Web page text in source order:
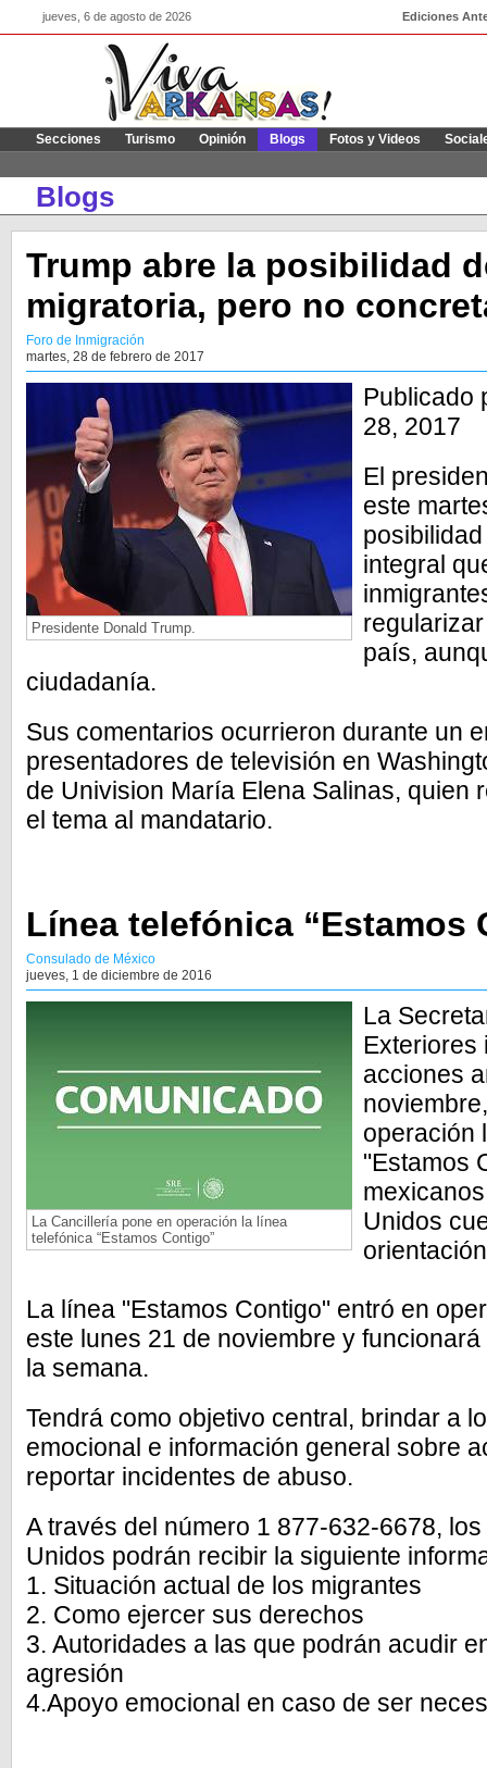
jueves, 6 de agosto de 2026 Ediciones
Secciones Turismo Opinión Blogs Fotos y Videos
Blogs
Trump abre la posibilidad
migratoria, pero no
Foro de Inmigración
martes, 28 de febrero de 2017
Presidente Donald Trump.
Publicado
28, 2017
El
este
integral
país,
ciudadanía.
Sus comentarios ocurrieron durante un
presentadores de televisión en
de Univision María Elena Salinas, quien
el tema al mandatario.
Línea telefónica “Estamos
Consulado de México
jueves, 1 de diciembre de 2016
La Cancillería pone en operación la línea
telefónica “Estamos Contigo”
La
Exteriores
acciones
operación
"Estamos
Unidos
La línea "Estamos Contigo" entró en
este lunes 21 de noviembre y
la semana.
Tendrá como objetivo central, brindar a
emocional e información general sobre
reportar incidentes de abuso.
A través del número 1 877-632-6678,
Unidos podrán recibir la siguiente
1. Situación actual de los migrantes
2. Como ejercer sus derechos
3. Autoridades a las que podrán acudir
agresión
4.Apoyo emocional en caso de ser